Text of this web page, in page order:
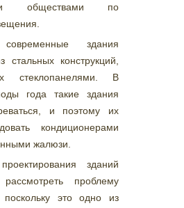
обществами по
здания
стальных конструкций,
стеклопанелями. В
года такие здания
и поэтому их
кондиционерами
жалюзи.
зданий
проблему
это одно из